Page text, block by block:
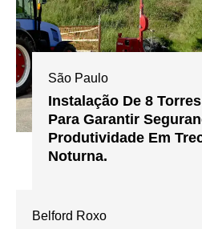
São Paulo
Instalação De 8
Para Garantir
Produtividade Em
Noturna.
Belford Roxo